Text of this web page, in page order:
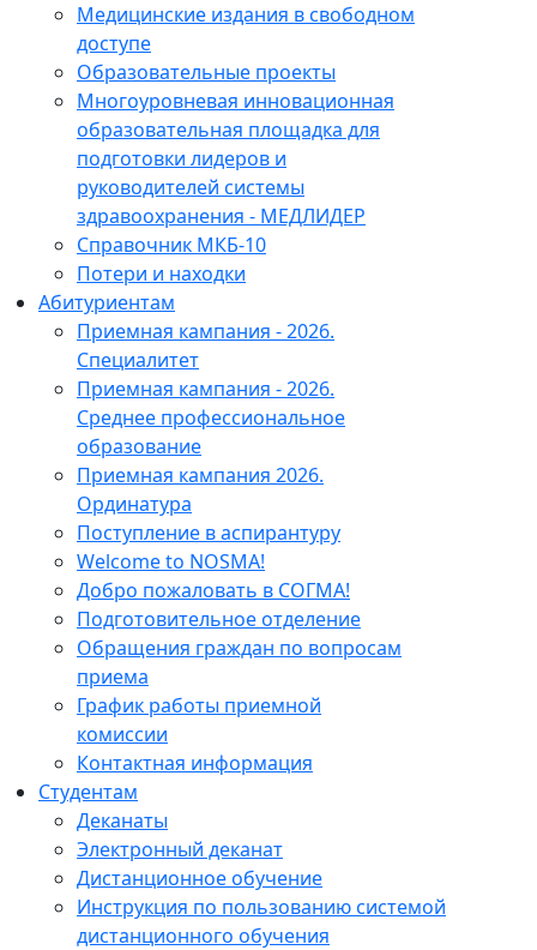
Медицинские издания в свободном
доступе
Образовательные проекты
Многоуровневая инновационная
образовательная площадка для
подготовки лидеров и
руководителей системы
здравоохранения - МЕДЛИДЕР
Справочник МКБ-10
Потери и находки
Абитуриентам
Приемная кампания - 2026.
Специалитет
Приемная кампания - 2026.
Среднее профессиональное
образование
Приемная кампания 2026.
Ординатура
Поступление в аспирантуру
Welcome to NOSMA!
Добро пожаловать в СОГМА!
Подготовительное отделение
Обращения граждан по вопросам
приема
График работы приемной
комиссии
Контактная информация
Студентам
Деканаты
Электронный деканат
Дистанционное обучение
Инструкция по пользованию системой
дистанционного обучения